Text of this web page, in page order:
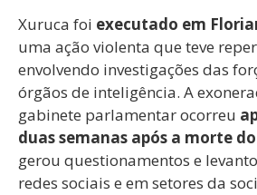
Xuruca foi executado em
uma ação violenta que teve
envolvendo investigações das
órgãos de inteligência. A
gabinete parlamentar ocorreu
duas semanas após a morte
gerou questionamentos e
redes sociais e em setores da